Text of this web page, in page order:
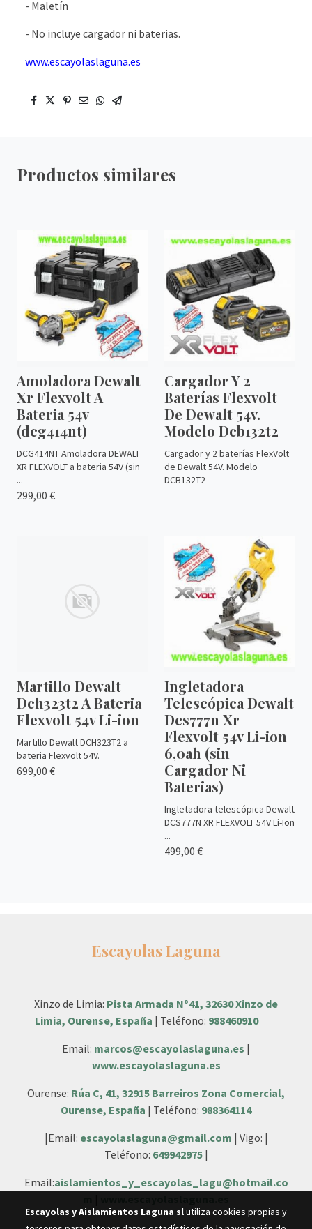
- Maletín
- No incluye cargador ni baterias.
www.escayolaslaguna.es
Productos similares
Amoladora Dewalt
Xr Flexvolt A
Bateria 54v
(dcg414nt)
DCG414NT Amoladora DEWALT
XR FLEXVOLT a bateria 54V (sin
...
299,00 €
Cargador Y 2
Baterías Flexvolt
De Dewalt 54v.
Modelo Dcb132t2
Cargador y 2 baterías FlexVolt
de Dewalt 54V. Modelo
DCB132T2
Martillo Dewalt
Dch323t2 A Bateria
Flexvolt 54v Li-ion
Martillo Dewalt DCH323T2 a
bateria Flexvolt 54V.
699,00 €
Ingletadora
Telescópica Dewalt
Dcs777n Xr
Flexvolt 54v Li-ion
6,0ah (sin
Cargador Ni
Baterias)
Ingletadora telescópica Dewalt
DCS777N XR FLEXVOLT 54V Li-Ion
...
499,00 €
Escayolas Laguna
Xinzo de Limia: Pista Armada Nº41, 32630 Xinzo de
Limia, Ourense, España | Teléfono: 988460910
Email: marcos@escayolaslaguna.es |
www.escayolaslaguna.es
Ourense: Rúa C, 41, 32915 Barreiros Zona Comercial,
Ourense, España | Teléfono: 988364114
|Email: escayolaslaguna@gmail.com | Vigo: |
Teléfono: 649942975|
Email:aislamientos_y_escayolas_lagu@hotmail.co
Escayolas y Aislamientos Laguna slutiliza cookies propias y